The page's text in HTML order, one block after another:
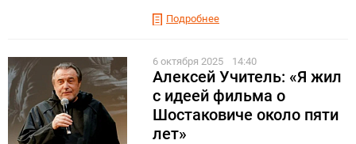
Подробнее
6 октября 2025 14:40
Алексей Учитель: «Я жил
с идеей фильма о
Шостаковиче около пяти
лет»